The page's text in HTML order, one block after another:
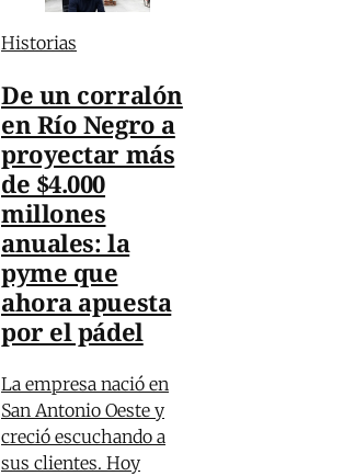
Historias
De un corralón
en Río Negro a
proyectar más
de $4.000
millones
anuales: la
pyme que
ahora apuesta
por el pádel
La empresa nació en
San Antonio Oeste y
creció escuchando a
sus clientes. Hoy